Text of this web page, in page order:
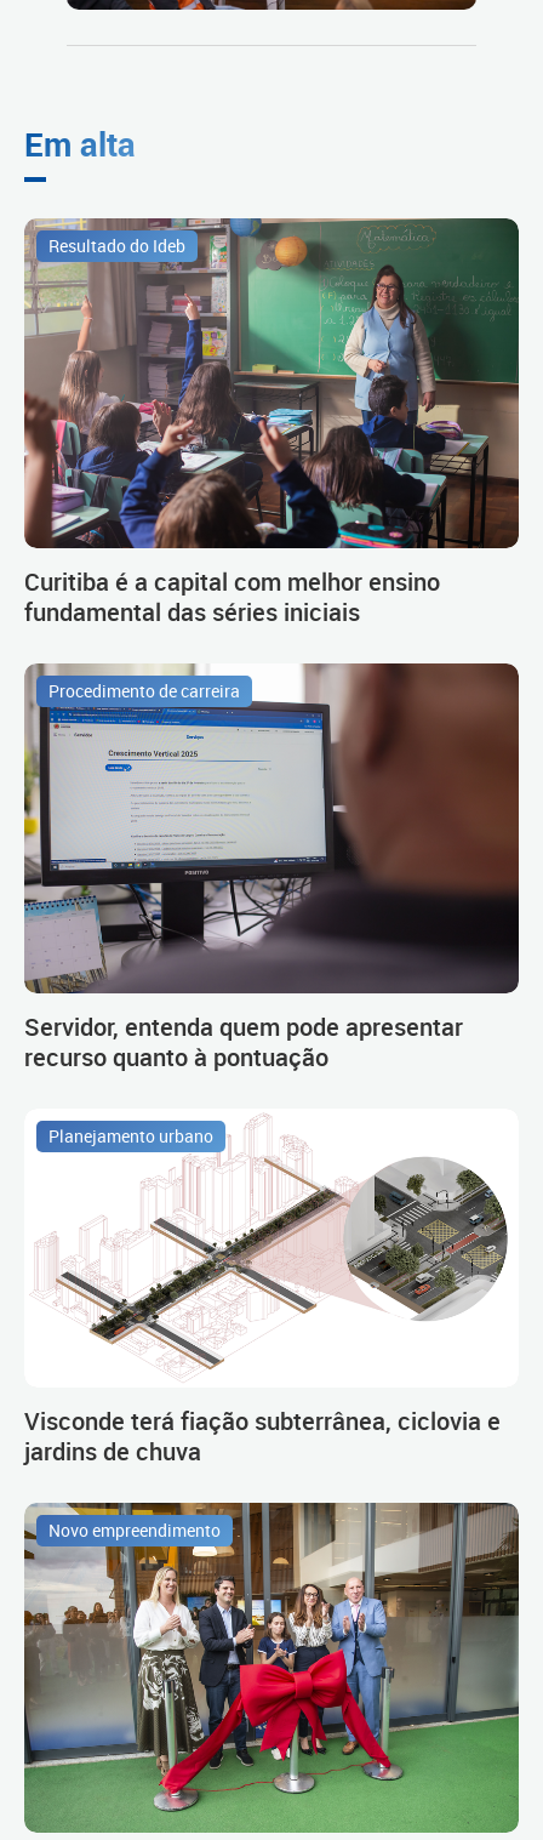
Em alta
Resultado do Ideb
Curitiba é a capital com melhor ensino
fundamental das séries iniciais
Procedimento de carreira
Servidor, entenda quem pode apresentar
recurso quanto à pontuação
Planejamento urbano
Visconde terá fiação subterrânea, ciclovia e
jardins de chuva
Novo empreendimento